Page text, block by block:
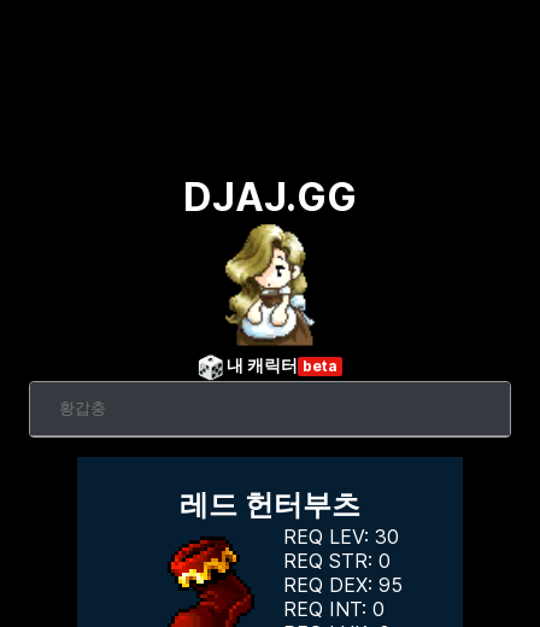
DJAJ.GG
내 캐릭터 beta
레드 헌터부츠
REQ LEV: 30
REQ STR: 0
REQ DEX: 95
REQ INT: 0